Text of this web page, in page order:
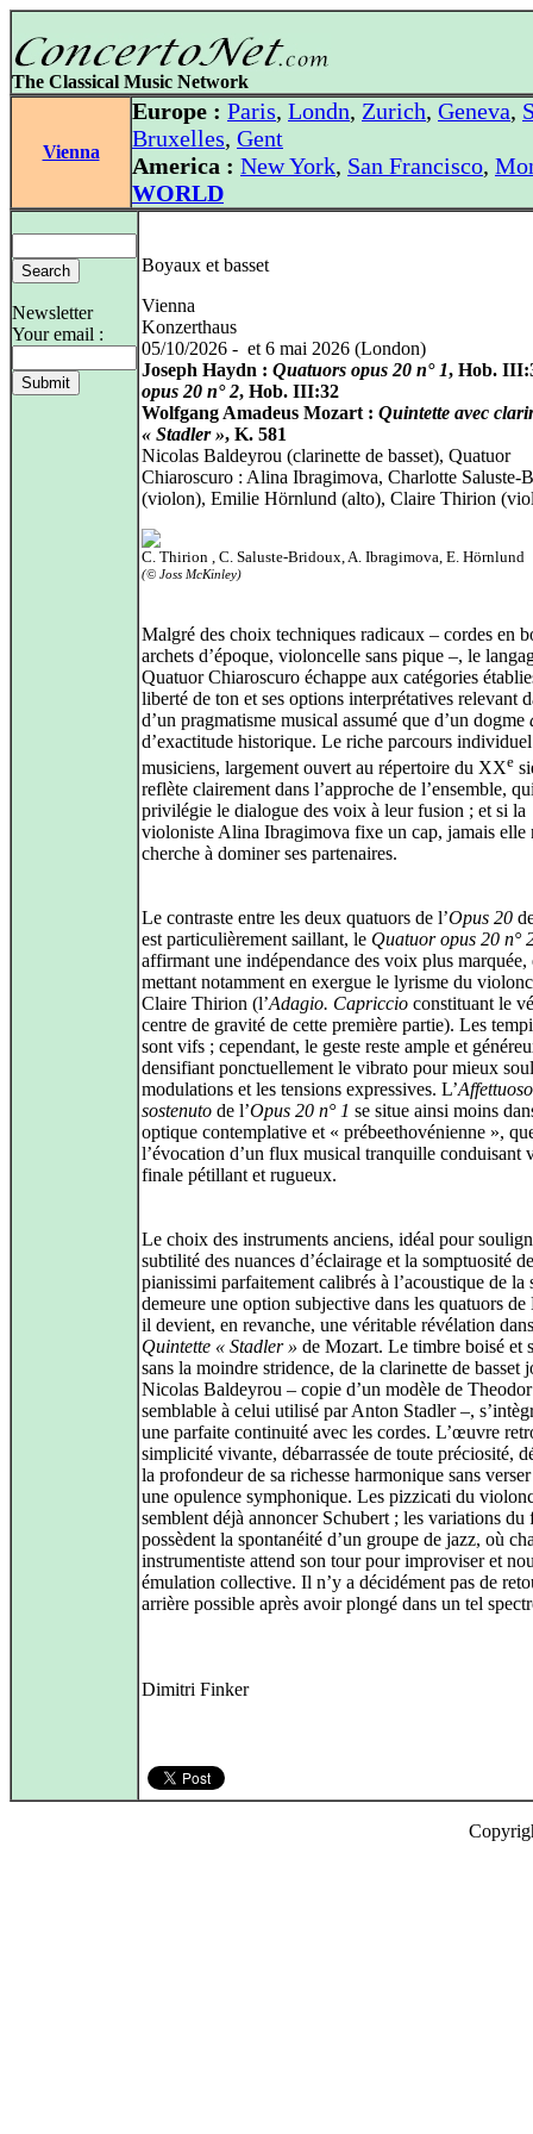
The Classical Music Network
Vienna
Europe : Paris, Londn, Zurich, Geneva,
Bruxelles, Gent
America : New York, San Francisco,
WORLD
Newsletter
Your email :
Boyaux et basset
Vienna
Konzerthaus
05/10/2026 - et 6 mai 2026 (London)
Joseph Haydn : Quatuors opus 20 n° 1, Hob.
opus 20 n° 2, Hob. III:32
Wolfgang Amadeus Mozart : Quintette avec
« Stadler », K. 581
Nicolas Baldeyrou (clarinette de basset), Quatuor
Chiaroscuro : Alina Ibragimova, Charlotte Saluste-
(violon), Emilie Hörnlund (alto), Claire Thirion
C. Thirion , C. Saluste-Bridoux, A. Ibragimova, E. Hörnlund
(© Joss McKinley)
Malgré des choix techniques radicaux – cordes en
archets d’époque, violoncelle sans pique –, le
Quatuor Chiaroscuro échappe aux catégories
liberté de ton et ses options interprétatives relevant
d’un pragmatisme musical assumé que d’un dogme
d’exactitude historique. Le riche parcours
musiciens, largement ouvert au répertoire du XXe
reflète clairement dans l’approche de l’ensemble,
privilégie le dialogue des voix à leur fusion ; et si la
violoniste Alina Ibragimova fixe un cap, jamais elle
cherche à dominer ses partenaires.
Le contraste entre les deux quatuors de l’Opus 20
est particulièrement saillant, le Quatuor opus 20 n°
affirmant une indépendance des voix plus marquée,
mettant notamment en exergue le lyrisme du
Claire Thirion (l’Adagio. Capriccio constituant le
centre de gravité de cette première partie). Les
sont vifs ; cependant, le geste reste ample et
densifiant ponctuellement le vibrato pour mieux
modulations et les tensions expressives. L’
sostenuto de l’Opus 20 n° 1 se situe ainsi moins
optique contemplative et « prébeethovénienne »,
l’évocation d’un flux musical tranquille conduisant
finale pétillant et rugueux.
Le choix des instruments anciens, idéal pour
subtilité des nuances d’éclairage et la somptuosité de
pianissimi parfaitement calibrés à l’acoustique de la
demeure une option subjective dans les quatuors
il devient, en revanche, une véritable révélation
Quintette « Stadler » de Mozart. Le timbre boisé et
sans la moindre stridence, de la clarinette de basset
Nicolas Baldeyrou – copie d’un modèle de
semblable à celui utilisé par Anton Stadler –,
une parfaite continuité avec les cordes. L’œuvre
simplicité vivante, débarrassée de toute préciosité,
la profondeur de sa richesse harmonique sans
une opulence symphonique. Les pizzicati du
semblent déjà annoncer Schubert ; les variations du
possèdent la spontanéité d’un groupe de jazz, où
instrumentiste attend son tour pour improviser et
émulation collective. Il n’y a décidément pas de
arrière possible après avoir plongé dans un tel
Dimitri Finker